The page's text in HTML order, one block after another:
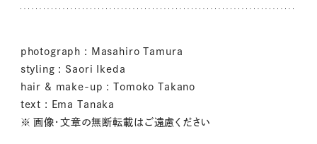
photograph : Masahiro Tamura
styling : Saori Ikeda
hair & make-up : Tomoko Takano
text : Ema Tanaka
※ 画像・文章の無断転載はご遠慮ください